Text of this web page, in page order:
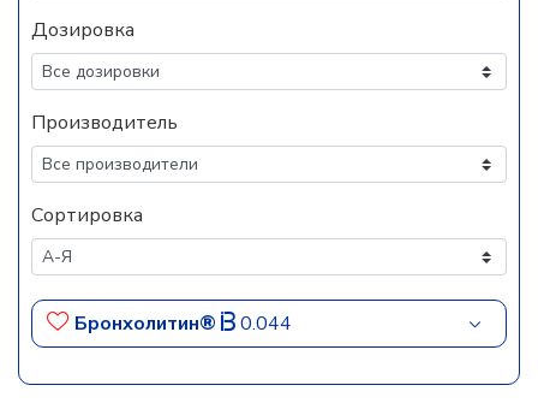
Дозировка
Производитель
Сортировка
Бронхолитин® 0.044